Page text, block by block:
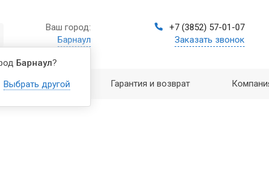
Ваш город:
Барнаул
Барнаул?
Выбрать другой
+7 (3852) 57-01-07
Заказать звонок
Полезно знать Гарантия и возврат